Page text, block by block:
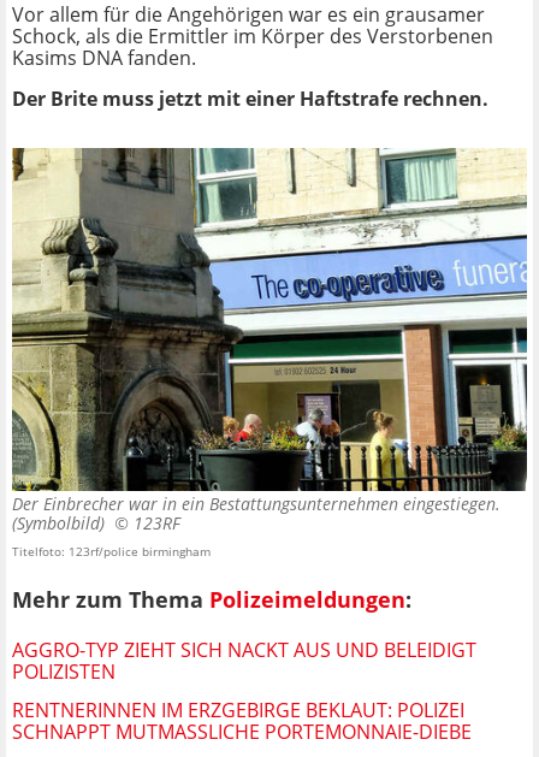
Vor allem für die Angehörigen war es ein grausamer
Schock, als die Ermittler im Körper des Verstorbenen
Kasims DNA fanden.
Der Brite muss jetzt mit einer Haftstrafe rechnen.
Der Einbrecher war in ein Bestattungsunternehmen eingestiegen.
(Symbolbild) © 123RF
Titelfoto: 123rf/police birmingham
Mehr zum Thema Polizeimeldungen:
AGGRO-TYP ZIEHT SICH NACKT AUS UND BELEIDIGT
POLIZISTEN
RENTNERINNEN IM ERZGEBIRGE BEKLAUT: POLIZEI
SCHNAPPT MUTMASSLICHE PORTEMONNAIE-DIEBE